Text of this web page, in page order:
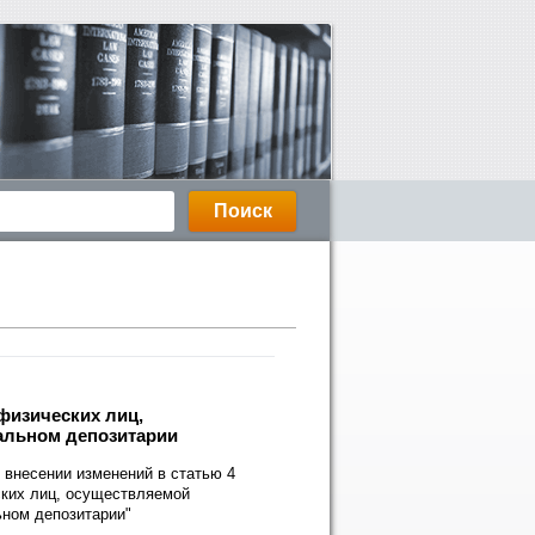
лиц,
депозитарии
изменений в статью 4
лиц, осуществляемой
депозитарии"